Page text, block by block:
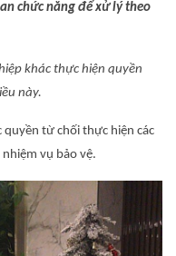
chức năng để xử lý theo
khác thực hiện quyền
này.
quyền từ chối thực hiện các
vụ bảo vệ.